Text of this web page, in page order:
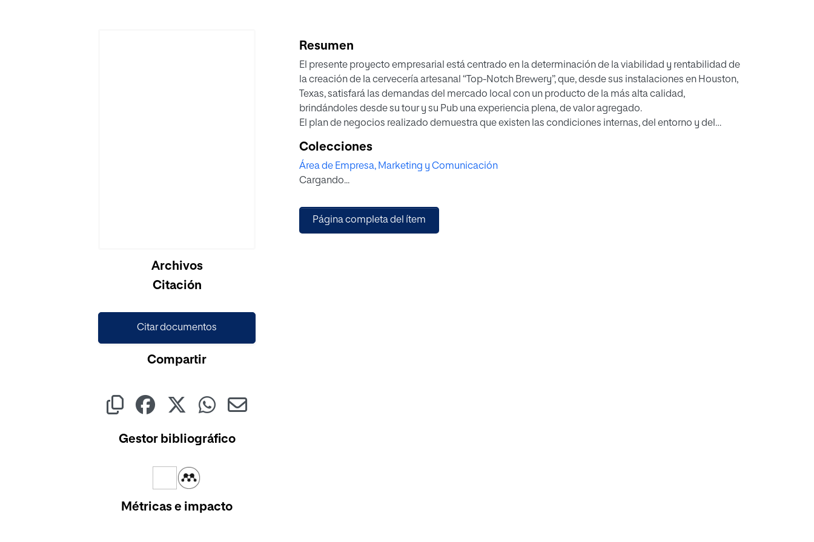
Cargando...Archivos
Citación
Citar documentos
Compartir
Gestor bibliográfico
Métricas e impacto
Resumen
El presente proyecto empresarial está centrado en la determinación de la viabilidad y rentabilidad de
la creación de la cervecería artesanal “Top-Notch Brewery”, que, desde sus instalaciones en Houston,
Texas, satisfará las demandas del mercado local con un producto de la más alta calidad,
brindándoles desde su tour y su Pub una experiencia plena, de valor agregado.
El plan de negocios realizado demuestra que existen las condiciones internas, del entorno y del
será clave para generar ventajas competitivas que permitan posicionar y consolidar a la empresa
dentro de su segmento.
Un plan de operaciones y de marketing conjuntamente con un plan financiero, han sido diseñados
venta de los productos.
Un VAN de USD $1,763,515.52 y un TIR de 19.89% soportan los argumentos expuestos.
Colecciones
Área de Empresa, Marketing y Comunicación
Cargando...
Página completa del ítem